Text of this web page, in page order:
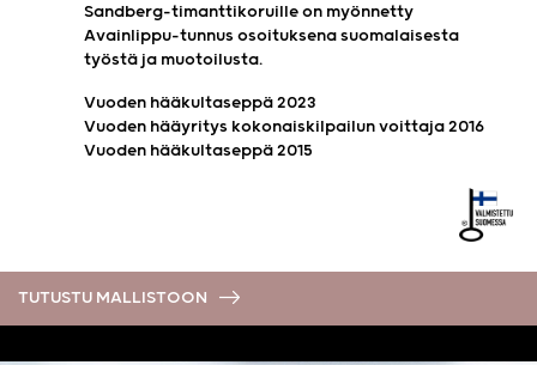
Sandberg-timanttikoruille on myönnetty
Avainlippu-tunnus osoituksena suomalaisesta
työstä ja muotoilusta.
Vuoden hääkultaseppä 2023
Vuoden hääyritys kokonaiskilpailun voittaja 2016
Vuoden hääkultaseppä 2015
TUTUSTU MALLISTOON